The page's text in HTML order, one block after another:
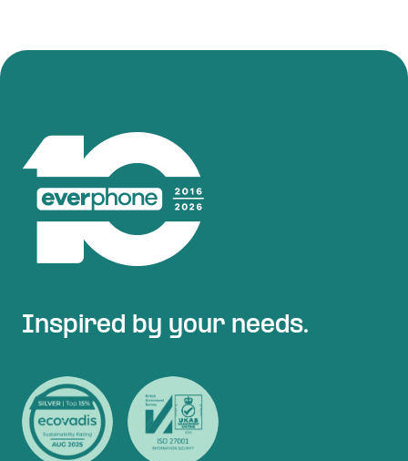
Inspired by your needs.